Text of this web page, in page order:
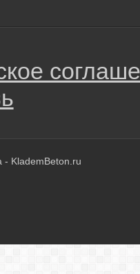
- KlademBeton.ru